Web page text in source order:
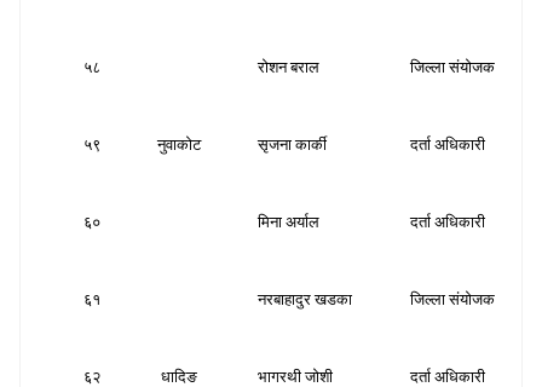
५८
नुवाकोट
रोशन बराल जिल्ला संयोजक
५९ सृजना कार्की दर्ता अधिकारी
६० मिना अर्याल दर्ता अधिकारी
६१
धादिङ
नरबाहादुर खडका जिल्ला संयोजक
६२ भागरथी जोशी दर्ता अधिकारी